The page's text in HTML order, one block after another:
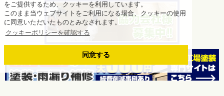
をご提供するため、クッキーを利用しています。
このまま当ウェブサイトをご利用になる場合、クッキーの使用
に同意いただいたものとみなされます。
クッキーポリシーを確認する
同意する